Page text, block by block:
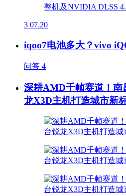
3 07.20
iqoo7电池多大？vivo
问答 4
深耕AMD千帧赛道！南
龙X3D主机打造城市新